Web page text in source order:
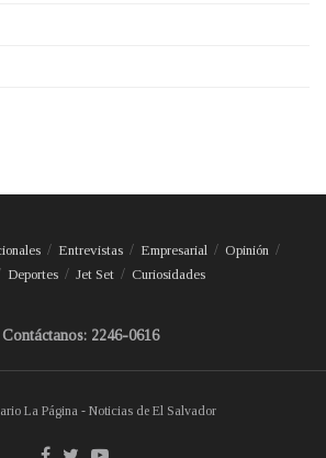
Entrevistas Empresarial
Opinión
Deportes Jet Set Curiosidades
Contáctanos: 2246-0616
La Página - Noticias de El Salvador